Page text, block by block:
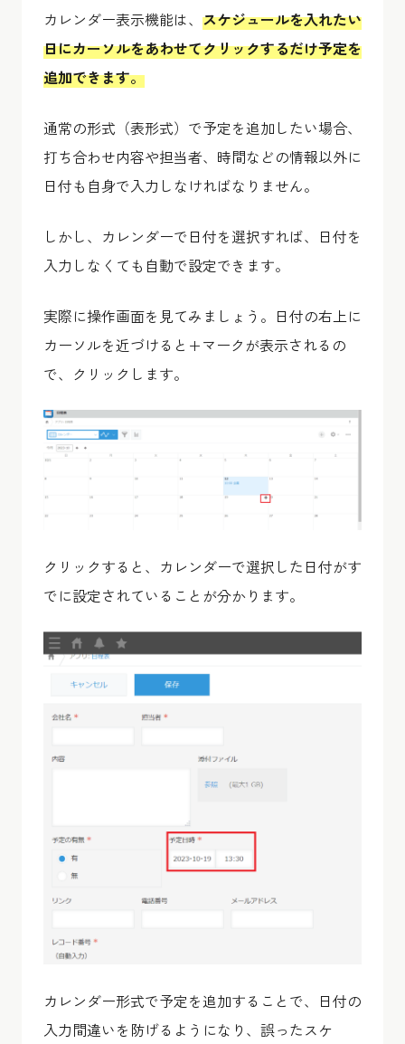
カレンダー表示機能は、 スケジュールを入れたい
日にカーソルをあわせてクリックするだけ予定を
追加できます。
通常の形式（表形式）で予定を追加したい場合、
打ち合わせ内容や担当者、時間などの情報以外に
日付も自身で入力しなければなりません。
しかし、カレンダーで日付を選択すれば、日付を
入力しなくても自動で設定できます。
実際に操作画面を見てみましょう。日付の右上に
カーソルを近づけると+マークが表示されるの
で、クリックします。
クリックすると、カレンダーで選択した日付がす
でに設定されていることが分かります。
カレンダー形式で予定を追加することで、日付の
入力間違いを防げるようになり、誤ったスケ